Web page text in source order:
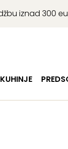
iznad 300
KUHINJE